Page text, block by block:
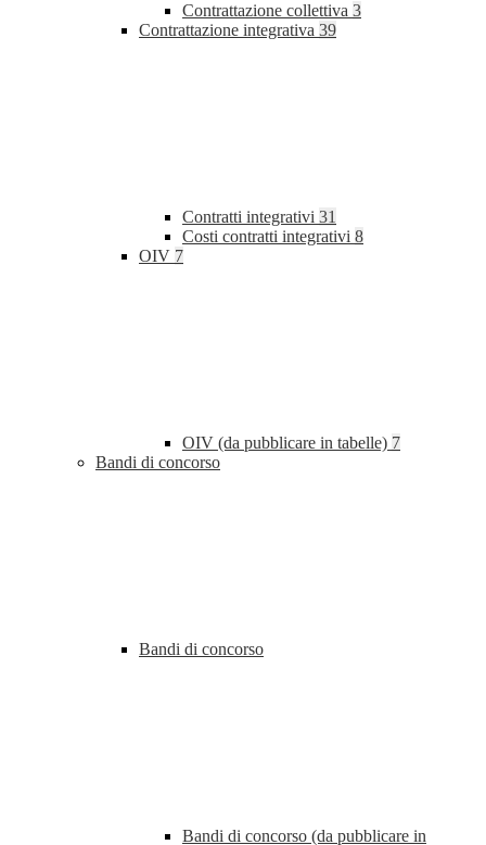
Contrattazione collettiva 3
Contrattazione integrativa 39
Contratti integrativi 31
Costi contratti integrativi 8
OIV 7
OIV (da pubblicare in tabelle) 7
Bandi di concorso
Bandi di concorso
Bandi di concorso (da pubblicare in